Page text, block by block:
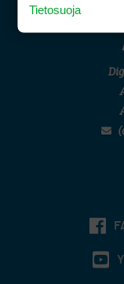
Tietosuoja